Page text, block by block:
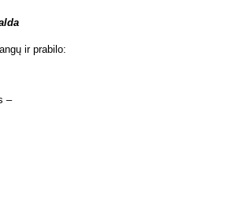
ir prabilo:
–